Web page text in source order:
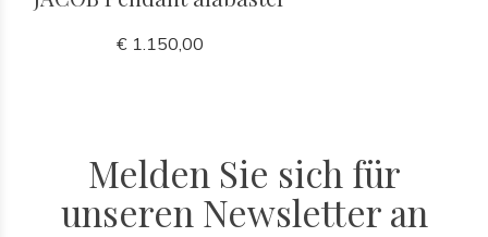
€ 1.150,00
Melden Sie sich für
unseren Newsletter an